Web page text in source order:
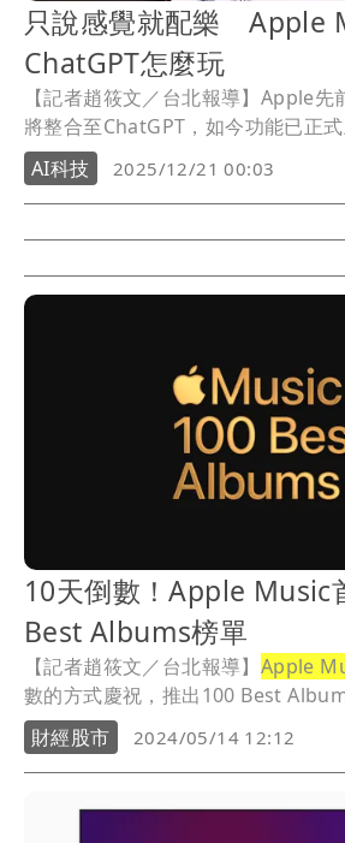
只說感覺就配樂 Apple
ChatGPT怎麼玩
【記者趙筱文／台北報導】Apple先
將整合至ChatGPT，如今功能已正
可在ChatGPT的「探索應用程式」中
Music，透過自然語言直接搜尋歌曲
一句話就能完成歌單建立，進一步
門檻。
AI科技 2025/12/21 00:03
10天倒數！Apple Music
Best Albums榜單
【記者趙筱文／台北報導】 Apple
數的方式慶祝，推出100 Best
10天期間，每天都會揭曉10張上榜專
輯精選內容，完全獨立於 Apple Music
據。同時也會推出全新的100 Best
內容、專門的Apple Music廣播電台
財經股市 2024/05/14 12:12